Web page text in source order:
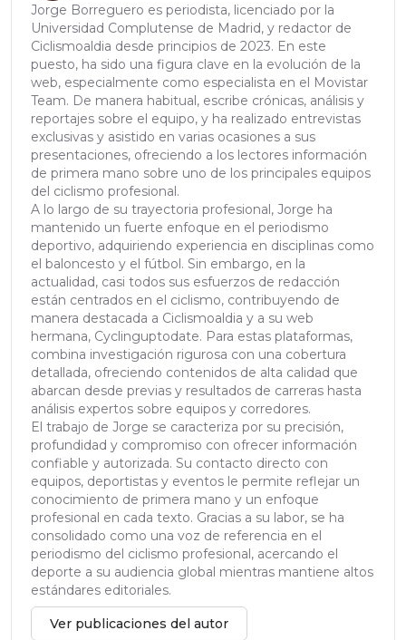
Jorge Borreguero es periodista, licenciado por la
Universidad Complutense de Madrid, y redactor de
Ciclismoaldia desde principios de 2023. En este
puesto, ha sido una figura clave en la evolución de la
web, especialmente como especialista en el Movistar
Team. De manera habitual, escribe crónicas, análisis y
reportajes sobre el equipo, y ha realizado entrevistas
exclusivas y asistido en varias ocasiones a sus
presentaciones, ofreciendo a los lectores información
de primera mano sobre uno de los principales equipos
del ciclismo profesional.
A lo largo de su trayectoria profesional, Jorge ha
mantenido un fuerte enfoque en el periodismo
deportivo, adquiriendo experiencia en disciplinas como
el baloncesto y el fútbol. Sin embargo, en la
actualidad, casi todos sus esfuerzos de redacción
están centrados en el ciclismo, contribuyendo de
manera destacada a Ciclismoaldia y a su web
hermana, Cyclinguptodate. Para estas plataformas,
combina investigación rigurosa con una cobertura
detallada, ofreciendo contenidos de alta calidad que
abarcan desde previas y resultados de carreras hasta
análisis expertos sobre equipos y corredores.
El trabajo de Jorge se caracteriza por su precisión,
profundidad y compromiso con ofrecer información
confiable y autorizada. Su contacto directo con
equipos, deportistas y eventos le permite reflejar un
conocimiento de primera mano y un enfoque
profesional en cada texto. Gracias a su labor, se ha
consolidado como una voz de referencia en el
periodismo del ciclismo profesional, acercando el
deporte a su audiencia global mientras mantiene altos
estándares editoriales.
Ver publicaciones del autor